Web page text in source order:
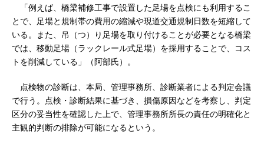
「例えば、橋梁補修工事で設置した足場を点検にも利用するこ
とで、足場と規制帯の費用の縮減や現道交通規制日数を短縮して
いる。また、吊（つ）り足場を取り付けることが必要となる橋梁
では、移動足場（ラックレール式足場）を採用することで、コス
トを削減している」（阿部氏）。
点検物の診断は、本局、管理事務所、診断業者による判定会議
で行う。点検・診断結果に基づき、損傷原因などを考察し、判定
区分の妥当性を確認した上で、管理事務所所長の責任の明確化と
主観的判断の排除が可能になるという。